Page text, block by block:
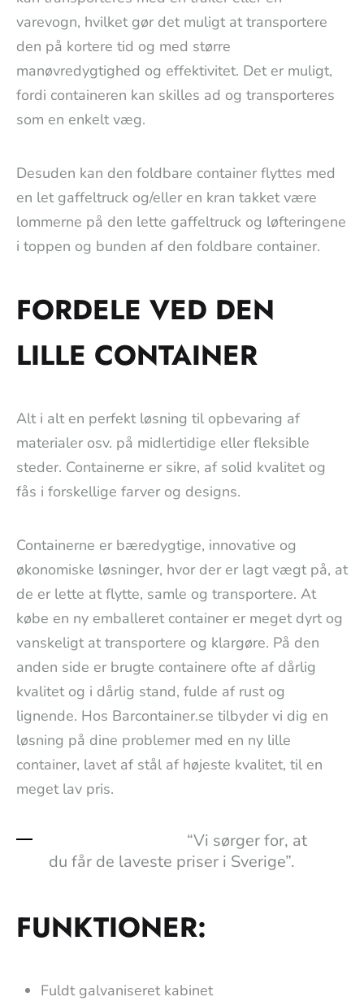
varevogn, hvilket gør det muligt at transportere
den på kortere tid og med større
manøvredygtighed og effektivitet. Det er muligt,
fordi containeren kan skilles ad og transporteres
som en enkelt væg.
Desuden kan den foldbare container flyttes med
en let gaffeltruck og/eller en kran takket være
lommerne på den lette gaffeltruck og løfteringene
i toppen og bunden af den foldbare container.
FORDELE VED DEN
LILLE CONTAINER
Alt i alt en perfekt løsning til opbevaring af
materialer osv. på midlertidige eller fleksible
steder. Containerne er sikre, af solid kvalitet og
fås i forskellige farver og designs.
Containerne er bæredygtige, innovative og
økonomiske løsninger, hvor der er lagt vægt på, at
de er lette at flytte, samle og transportere. At
købe en ny emballeret container er meget dyrt og
vanskeligt at transportere og klargøre. På den
anden side er brugte containere ofte af dårlig
kvalitet og i dårlig stand, fulde af rust og
lignende. Hos Barcontainer.se tilbyder vi dig en
løsning på dine problemer med en ny lille
container, lavet af stål af højeste kvalitet, til en
meget lav pris.
“Vi sørger for, at
du får de laveste priser i Sverige”.
FUNKTIONER:
Fuldt galvaniseret kabinet